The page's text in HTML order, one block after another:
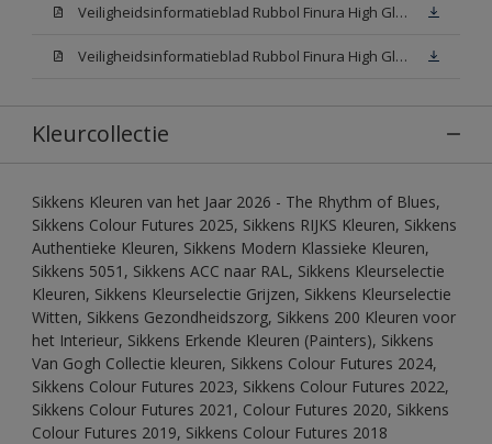
Veiligheidsinformatieblad Rubbol Finura High Gloss White (MSDS)
Veiligheidsinformatieblad Rubbol Finura High Gloss N00 (MSDS)
Kleurcollectie
Sikkens Kleuren van het Jaar 2026 - The Rhythm of Blues,
Sikkens Colour Futures 2025, Sikkens RIJKS Kleuren, Sikkens
Authentieke Kleuren, Sikkens Modern Klassieke Kleuren,
Sikkens 5051, Sikkens ACC naar RAL, Sikkens Kleurselectie
Kleuren, Sikkens Kleurselectie Grijzen, Sikkens Kleurselectie
Witten, Sikkens Gezondheidszorg, Sikkens 200 Kleuren voor
het Interieur, Sikkens Erkende Kleuren (Painters), Sikkens
Van Gogh Collectie kleuren, Sikkens Colour Futures 2024,
Sikkens Colour Futures 2023, Sikkens Colour Futures 2022,
Sikkens Colour Futures 2021, Colour Futures 2020, Sikkens
Colour Futures 2019, Sikkens Colour Futures 2018